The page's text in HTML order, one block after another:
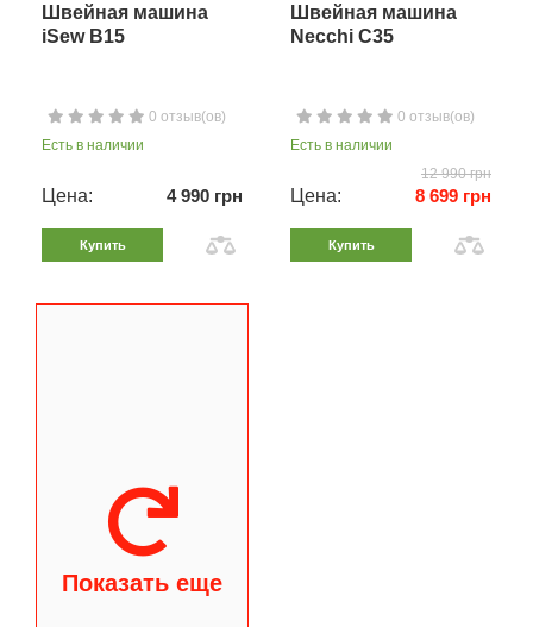
Швейная машина
iSew B15
0 отзыв(ов)
Есть в наличии
Цена: 4 990 грн
Купить
Швейная машина
Necchi C35
0 отзыв(ов)
Есть в наличии
12 990 грн
Цена: 8 699 грн
Купить
Показать еще